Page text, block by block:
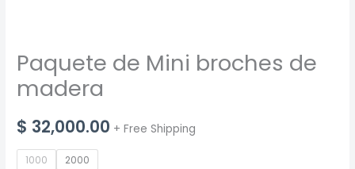
Paquete de Mini broches de
madera
$ 32,000.00 + Free Shipping
1000 2000